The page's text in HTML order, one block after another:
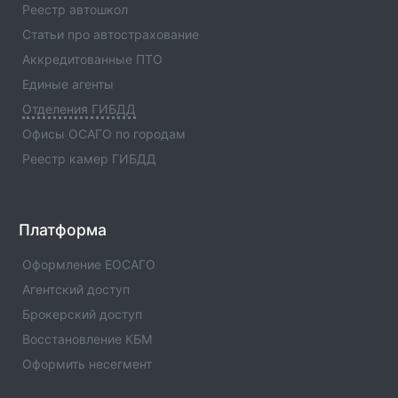
Сферы деятельности отделения - официальная
информация.
Отделение ГИБДД ОМВД России по Шаройскому
Отделение ГИБДД Отделение ГИБДД ОМВД России
по Шаройскому р-ну Чеченской
Сферы деятельности отделения - официальная
Отделение ГИБДД ОМВД России по Шалинскому
Отделение ГИБДД Отделение ГИБДД ОМВД России
Республики(Код:1196009) с адресами, телефонами.
Сферы деятельности отделения - официальная
Отделение ГИБДД ОМВД России по Урус-
Реестр автошкол
Статьи про автострахование
Аккредитованные ПТО
Единые агенты
Отделения ГИБДД
Офисы ОСАГО по городам
Реестр камер ГИБДД
Платформа
Оформление ЕОСАГО
Агентский доступ
Брокерский доступ
Восстановление КБМ
Оформить несегмент